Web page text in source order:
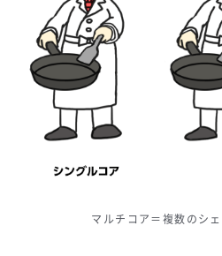
マルチコア＝複数のシ